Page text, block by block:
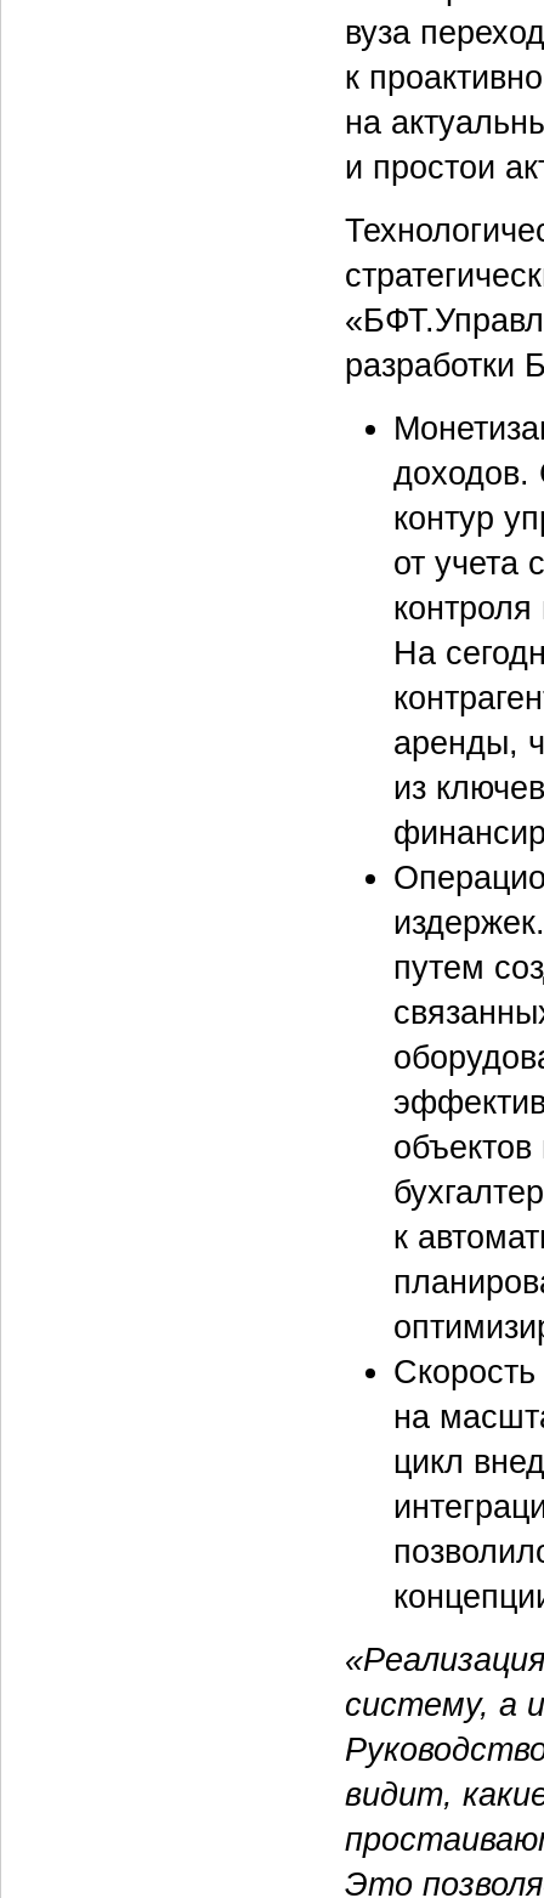
вуза
к
на
и простои
разработки
доходов.
контур
от учета
На
аренды,
из
путем
к
на
цикл
систему, а
видит,
Это